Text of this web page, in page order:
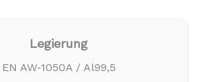
Legierung
EN AW‑1050A / Al99,5